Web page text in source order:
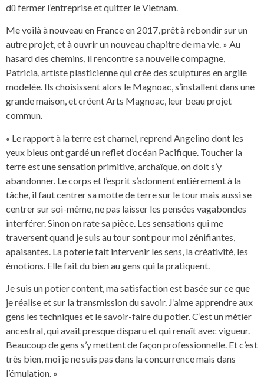
dû fermer l’entreprise et quitter le Vietnam.
Me voilà à nouveau en France en 2017, prêt à rebondir sur un
autre projet, et à ouvrir un nouveau chapitre de ma vie. » Au
hasard des chemins, il rencontre sa nouvelle compagne,
Patricia, artiste plasticienne qui crée des sculptures en argile
modelée. Ils choisissent alors le Magnoac, s’installent dans une
grande maison, et créent Arts Magnoac, leur beau projet
commun.
« Le rapport à la terre est charnel, reprend Angelino dont les
yeux bleus ont gardé un reflet d’océan Pacifique. Toucher la
terre est une sensation primitive, archaïque, on doit s’y
abandonner. Le corps et l’esprit s’adonnent entièrement à la
tâche, il faut centrer sa motte de terre sur le tour mais aussi se
centrer sur soi-même, ne pas laisser les pensées vagabondes
interférer. Sinon on rate sa pièce. Les sensations qui me
traversent quand je suis au tour sont pour moi zénifiantes,
apaisantes. La poterie fait intervenir les sens, la créativité, les
émotions. Elle fait du bien au gens qui la pratiquent.
Je suis un potier content, ma satisfaction est basée sur ce que
je réalise et sur la transmission du savoir. J’aime apprendre aux
gens les techniques et le savoir-faire du potier. C’est un métier
ancestral, qui avait presque disparu et qui renaît avec vigueur.
Beaucoup de gens s’y mettent de façon professionnelle. Et c’est
très bien, moi je ne suis pas dans la concurrence mais dans
l’émulation. »